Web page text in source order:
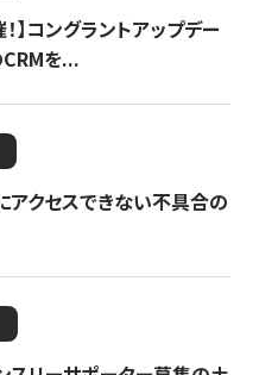
】コングラントアップデー
を...
アクセスできない不具合の